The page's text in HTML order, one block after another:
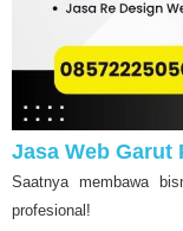
Jasa Web Garut
Saatnya membawa
profesional!